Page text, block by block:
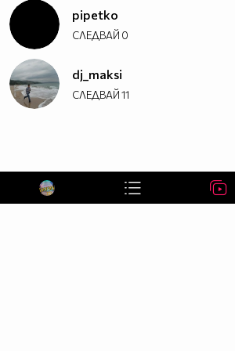
СТРАНИЦА НА ПРЕДАВАНЕТО
АБОНИРАЙ СЕ СЕГА :P
pipetko
СЛЕДВАЙ 0
dj_maksi
СЛЕДВАЙ11